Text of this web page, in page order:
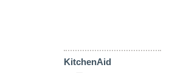
KitchenAid